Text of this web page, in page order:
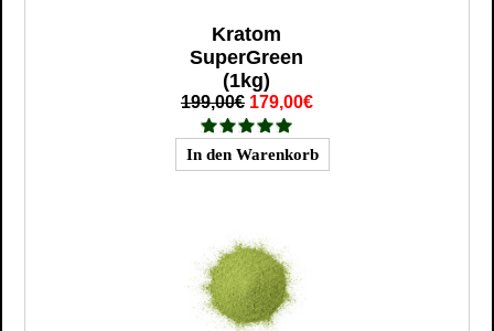
Kratom
SuperGreen
(1kg)
199,00€ 179,00€